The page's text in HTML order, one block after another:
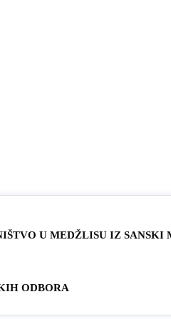
U MEDŽLISU IZ SANSKI
ODBORA